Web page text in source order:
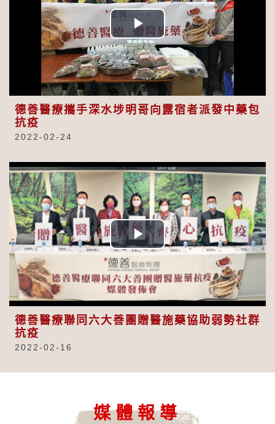
Play
Video
德善醫療攜手深水埗明哥向露宿者派發中藥包
抗疫
2022-02-24
Play
Video
德善醫療聯同六大善團贈醫施藥協助弱勢社群
抗疫
2022-02-16
媒體報導